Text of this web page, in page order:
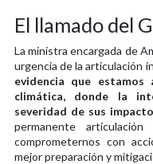
El llamado del
La ministra encargada de
urgencia de la articulación
evidencia que
climática, donde la
severidad de sus
permanente
comprometernos con
mejor preparación y